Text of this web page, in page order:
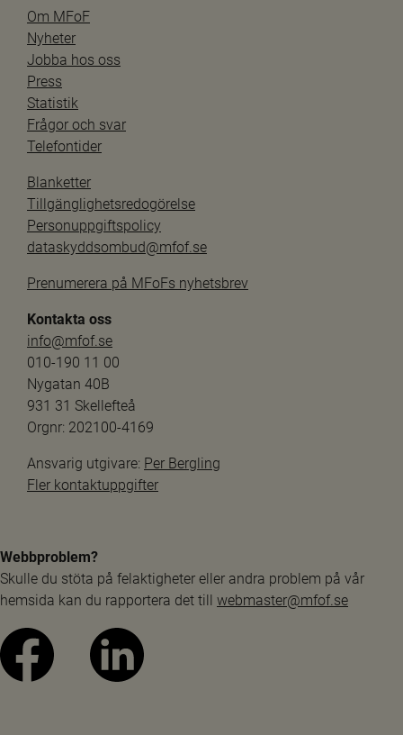
Om MFoF
Nyheter
Jobba hos oss
Press
Statistik
Frågor och svar
Telefontider
Blanketter
Tillgänglighetsredogörelse
Personuppgiftspolicy
dataskyddsombud@mfof.se
Prenumerera på MFoFs nyhetsbrev
Kontakta oss
info@mfof.se
010-190 11 00
Nygatan 40B
931 31 Skellefteå
Orgnr: 202100-4169
Ansvarig utgivare: Per Bergling
Fler kontaktuppgifter
Webbproblem?
Skulle du stöta på felaktigheter eller andra problem på vår
hemsida kan du rapportera det till webmaster@mfof.se